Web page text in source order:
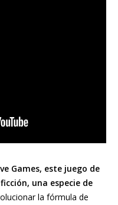
Games, este juego de
una especie de
la fórmula de